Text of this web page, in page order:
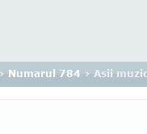
› Numarul 784 › Asii